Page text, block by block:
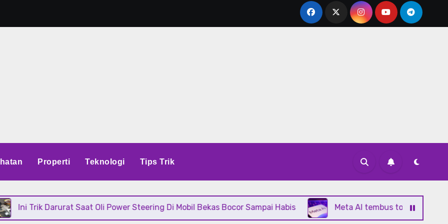
Properti Teknologi Tips Trik
Darurat Saat Oli Power Steering Di Mobil Bekas Bocor Sampai Habis Meta AI tembus top 5 App Store berkat